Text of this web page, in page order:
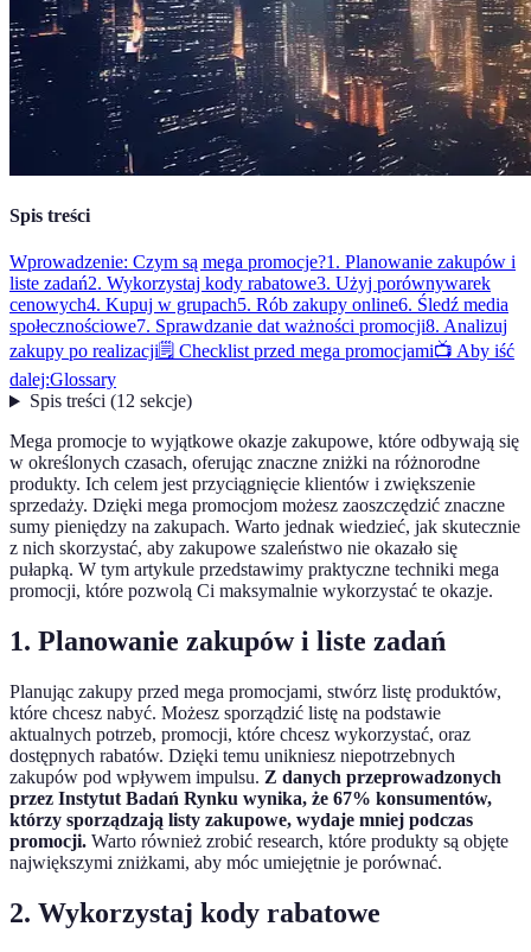
Spis treści
Wprowadzenie: Czym są mega promocje?1. Planowanie zakupów i
liste zadań2. Wykorzystaj kody rabatowe3. Użyj porównywarek
cenowych4. Kupuj w grupach5. Rób zakupy online6. Śledź media
społecznościowe7. Sprawdzanie dat ważności promocji8. Analizuj
zakupy po realizacji🗒️ Checklist przed mega promocjami📺 Aby iść
dalej:Glossary
Spis treści(12 sekcje)
Mega promocje to wyjątkowe okazje zakupowe, które odbywają się
w określonych czasach, oferując znaczne zniżki na różnorodne
produkty. Ich celem jest przyciągnięcie klientów i zwiększenie
sprzedaży. Dzięki mega promocjom możesz zaoszczędzić znaczne
sumy pieniędzy na zakupach. Warto jednak wiedzieć, jak skutecznie
z nich skorzystać, aby zakupowe szaleństwo nie okazało się
pułapką. W tym artykule przedstawimy praktyczne techniki mega
promocji, które pozwolą Ci maksymalnie wykorzystać te okazje.
1. Planowanie zakupów i liste zadań
Planując zakupy przed mega promocjami, stwórz listę produktów,
które chcesz nabyć. Możesz sporządzić listę na podstawie
aktualnych potrzeb, promocji, które chcesz wykorzystać, oraz
dostępnych rabatów. Dzięki temu unikniesz niepotrzebnych
zakupów pod wpływem impulsu. Z danych przeprowadzonych
przez Instytut Badań Rynku wynika, że 67% konsumentów,
którzy sporządzają listy zakupowe, wydaje mniej podczas
promocji. Warto również zrobić research, które produkty są objęte
największymi zniżkami, aby móc umiejętnie je porównać.
2. Wykorzystaj kody rabatowe